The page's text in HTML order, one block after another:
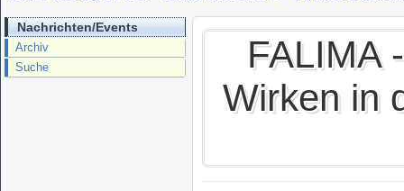
Nachrichten/Events
Archiv
Suche
FALIMA
Wirken in